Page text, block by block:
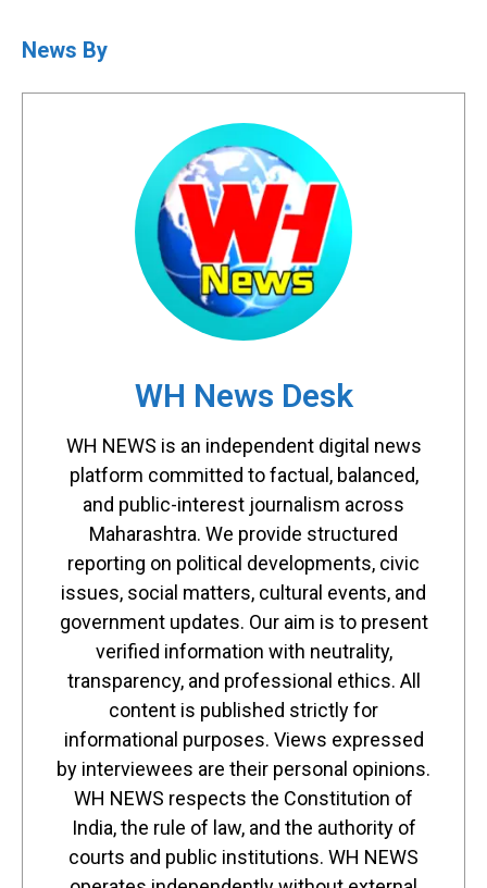
News By
WH News Desk
WH NEWS is an independent digital news
platform committed to factual, balanced,
and public-interest journalism across
Maharashtra. We provide structured
reporting on political developments, civic
issues, social matters, cultural events, and
government updates. Our aim is to present
verified information with neutrality,
transparency, and professional ethics. All
content is published strictly for
informational purposes. Views expressed
by interviewees are their personal opinions.
WH NEWS respects the Constitution of
India, the rule of law, and the authority of
courts and public institutions. WH NEWS